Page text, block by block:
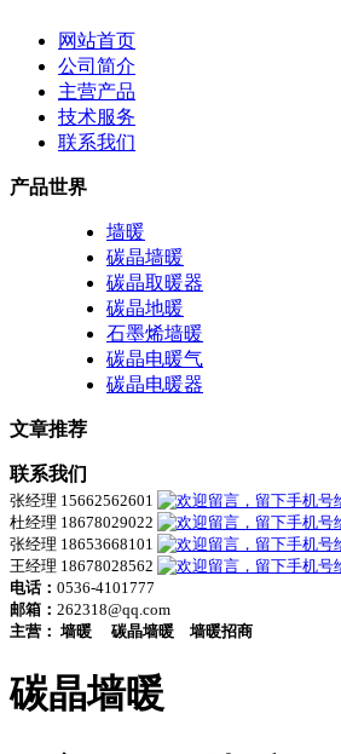
网站首页
公司简介
主营产品
技术服务
联系我们
产品世界
墙暖
碳晶墙暖
碳晶取暖器
碳晶地暖
石墨烯墙暖
碳晶电暖气
碳晶电暖器
文章推荐
联系我们
张经理 15662562601
杜经理 18678029022
张经理 18653668101
王经理 18678028562
电话： 0536-4101777
邮箱： 262318@qq.com
主营： 墙暖 碳晶墙暖 墙暖招商
碳晶墙暖